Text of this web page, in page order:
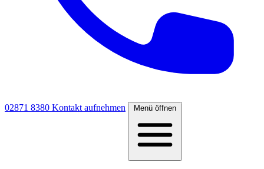
02871 8380 Kontakt aufnehmen Menü öffnen